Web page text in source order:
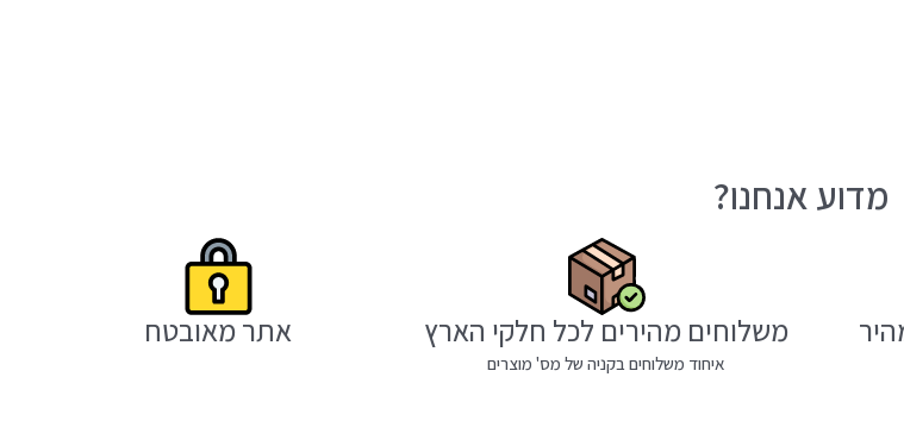
מדוע אנחנו?
משלוחים מהירים לכל חלקי הארץ
איחוד משלוחים בקניה של מס' מוצרים
אתר מאובטח